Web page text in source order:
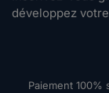
développez
Paiement 100%